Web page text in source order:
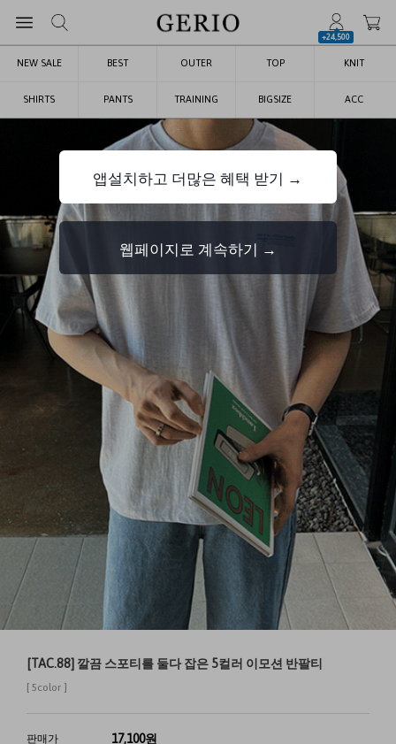
+24,500
NEW SALE BEST OUTER TOP KNIT
SHIRTS PANTS TRAINING BIGSIZE ACC
[TAC.88] 깔끔 스포티를 둘다 잡은 5컬러 이모션 반팔티
[ 5color ]
판매가 17,100원
앱설치하고 더많은 혜택 받기 →
웹페이지로 계속하기 →